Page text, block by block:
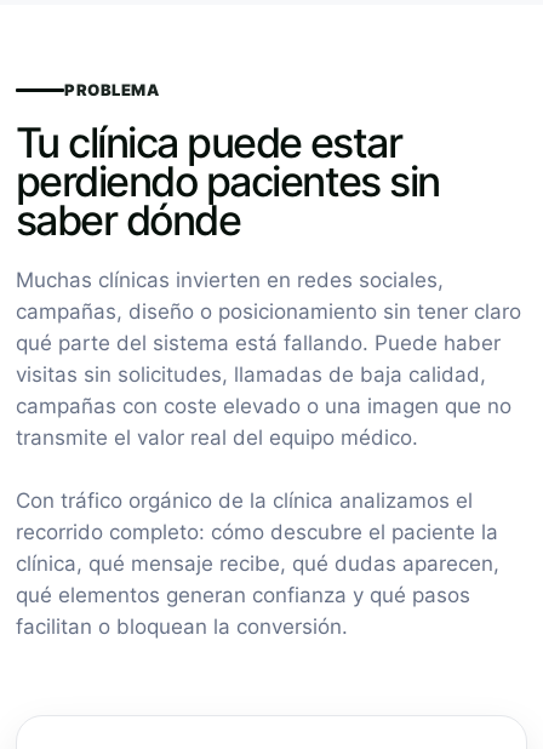
PROBLEMA
Tu clínica puede estar
perdiendo pacientes sin
saber dónde
Muchas clínicas invierten en redes sociales,
campañas, diseño o posicionamiento sin tener claro
qué parte del sistema está fallando. Puede haber
visitas sin solicitudes, llamadas de baja calidad,
campañas con coste elevado o una imagen que no
transmite el valor real del equipo médico.
Con tráfico orgánico de la clínica analizamos el
recorrido completo: cómo descubre el paciente la
clínica, qué mensaje recibe, qué dudas aparecen,
qué elementos generan confianza y qué pasos
facilitan o bloquean la conversión.